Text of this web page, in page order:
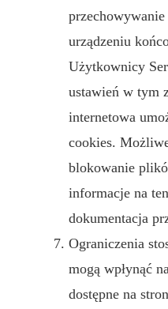
urządzeniu
Użytkownicy
ustawień w tym
internetowa
cookies.
blokowanie
informacje na
dokumentacja
Ograniczenia
mogą wpłynąć
dostępne na